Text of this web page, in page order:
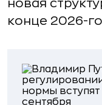
новая
конце 2026-